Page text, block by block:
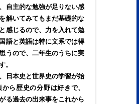
自主的な勉強が足りない感
解いてみてもまだ基礎的な
感じるので、力を入れて勉
語と英語は特に文系では得
うので、二年生のうちに実
。
日本史と世界史の学習が始
ら歴史の分野は好きで、
る過去の出来事をこれから